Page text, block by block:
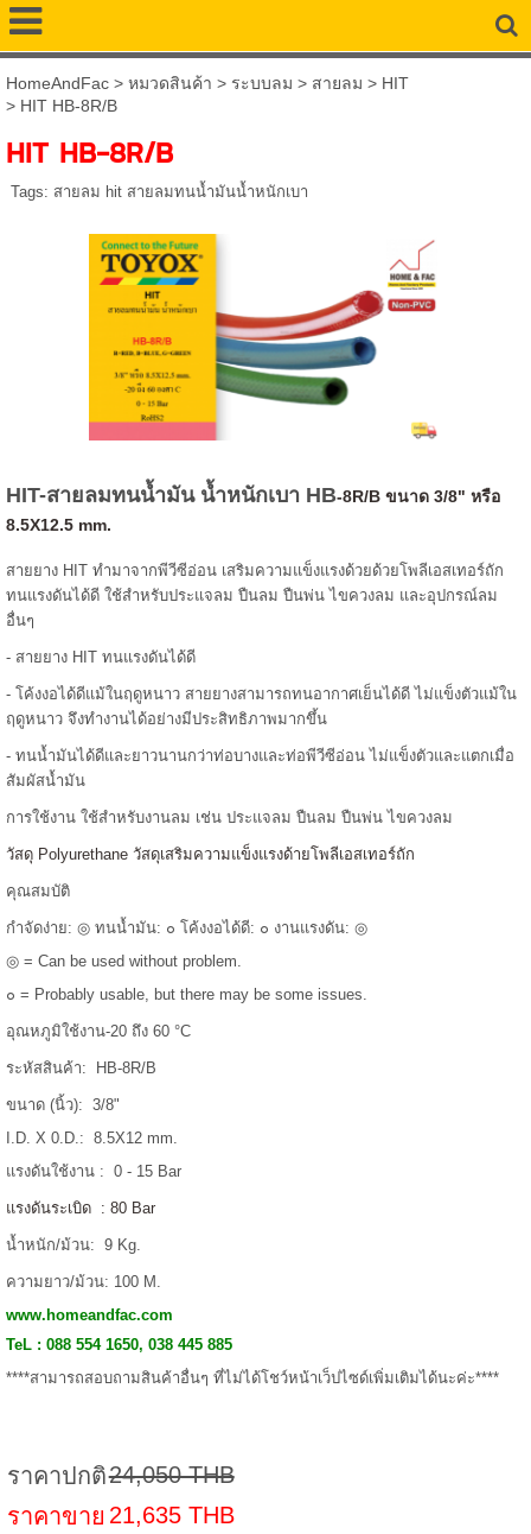
HomeAndFac> หมวดสินค้า > ระบบลม > สายลม > HIT
> HIT HB-8R/B
HIT HB-8R/B
Tags: สายลม hit สายลมทนน้ำมันน้ำหนักเบา
HIT-สายลมทนน้ำมัน น้ำหนักเบา HB-8R/B ขนาด 3/8" หรือ
8.5X12.5 mm.
สายยาง HIT ทำมาจากพีวีซีอ่อน เสริมความแข็งแรงด้วยด้วยโพลีเอสเทอร์ถัก
ทนแรงดันได้ดี ใช้สำหรับประแจลม ปืนลม ปืนพ่น ไขควงลม และอุปกรณ์ลม
อื่นๆ
- สายยาง HIT ทนแรงดันได้ดี
- โค้งงอได้ดีแม้ในฤดูหนาว สายยางสามารถทนอากาศเย็นได้ดี ไม่แข็งตัวแม้ใน
ฤดูหนาว จึงทำงานได้อย่างมีประสิทธิภาพมากขึ้น
- ทนน้ำมันได้ดีและยาวนานกว่าท่อบางและท่อพีวีซีอ่อน ไม่แข็งตัวและแตกเมื่อ
สัมผัสน้ำมัน
การใช้งาน ใช้สำหรับงานลม เช่น ประแจลม ปืนลม ปืนพ่น ไขควงลม
วัสดุ Polyurethane วัสดุเสริมความแข็งแรงด้ายโพลีเอสเทอร์ถัก
คุณสมบัติ
กำจัดง่าย: ◎ ทนน้ำมัน: ๐ โค้งงอได้ดี: ๐ งานแรงดัน: ◎
◎ = Can be used without problem.
๐ = Probably usable, but there may be some issues.
อุณหภูมิใช้งาน-20 ถึง 60 °C
ระหัสสินค้า: HB-8R/B
ขนาด (นิ้ว): 3/8"
I.D. X 0.D.: 8.5X12 mm.
แรงดันใช้งาน : 0 - 15 Bar
แรงดันระเบิด : 80 Bar
น้ำหนัก/ม้วน: 9 Kg.
ความยาว/ม้วน: 100 M.
www.homeandfac.com
TeL : 088 554 1650, 038 445 885
****สามารถสอบถามสินค้าอื่นๆ ที่ไม่ได้โชว์หน้าเว็ปไซด์เพิ่มเติมได้นะค่ะ****
ราคาปกติ24,050 THB
ราคาขาย 21,635 THB